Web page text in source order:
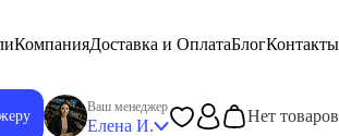
КомпанияДоставка и ОплатаБлогКонтакты
Ваш менеджер
Елена И.
Нет товаров